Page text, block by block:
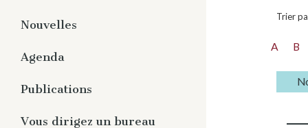
À propos
Travaux
l’architecture
Nouvelles
Agenda
Publications
Magazine numérique -
Vous dirigez un bureau
Trier
A B